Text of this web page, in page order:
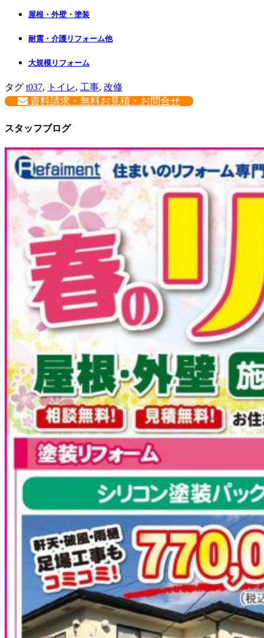
屋根・外壁・塗装
耐震・介護リフォーム他
大規模リフォーム
タグ t037, トイレ, 工事, 改修
資料請求・無料お見積・お問合せ
スタッフブログ